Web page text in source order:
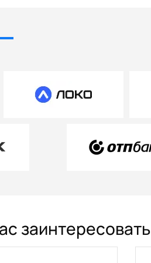
заинтересовать